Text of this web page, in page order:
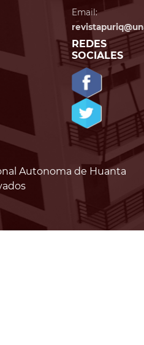
Email:
REDES
SOCIALES
Autonoma de Huanta